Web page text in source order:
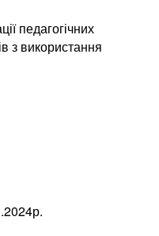
педагогічних
з використання